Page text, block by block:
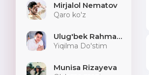
Mirjalol Nematov
Qaro ko'z
Ulug'bek Rahmatullayev
Yiqilma Do'stim
Munisa Rizayeva